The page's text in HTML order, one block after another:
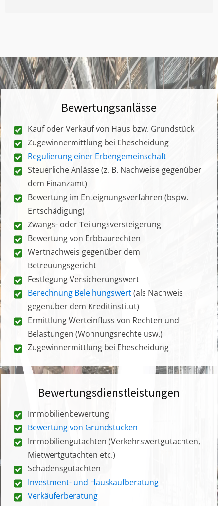
Bewertungsanlässe
Kauf oder Verkauf von Haus bzw. Grundstück
Zugewinnermittlung bei Ehescheidung
Regulierung einer Erbengemeinschaft
Steuerliche Anlässe (z. B. Nachweise gegenüber
dem Finanzamt)
Bewertung im Enteignungsverfahren (bspw.
Entschädigung)
Zwangs- oder Teilungsversteigerung
Bewertung von Erbbaurechten
Wertnachweis gegenüber dem
Betreuungsgericht
Festlegung Versicherungswert
Berechnung Beleihungswert(als Nachweis
gegenüber dem Kreditinstitut)
Ermittlung Werteinfluss von Rechten und
Belastungen (Wohnungsrechte usw.)
Zugewinnermittlung bei Ehescheidung
Bewertungsdienstleistungen
Immobilienbewertung
Bewertung von Grundstücken
Immobiliengutachten (Verkehrswertgutachten,
Mietwertgutachten etc.)
Schadensgutachten
Investment- und Hauskaufberatung
Verkäuferberatung